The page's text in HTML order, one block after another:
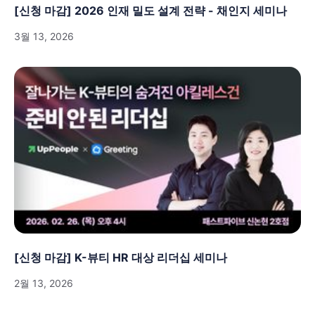
[신청 마감] 2026 인재 밀도 설계 전략 - 채인지 세미나
3월 13, 2026
[신청 마감] K-뷰티 HR 대상 리더십 세미나
2월 13, 2026